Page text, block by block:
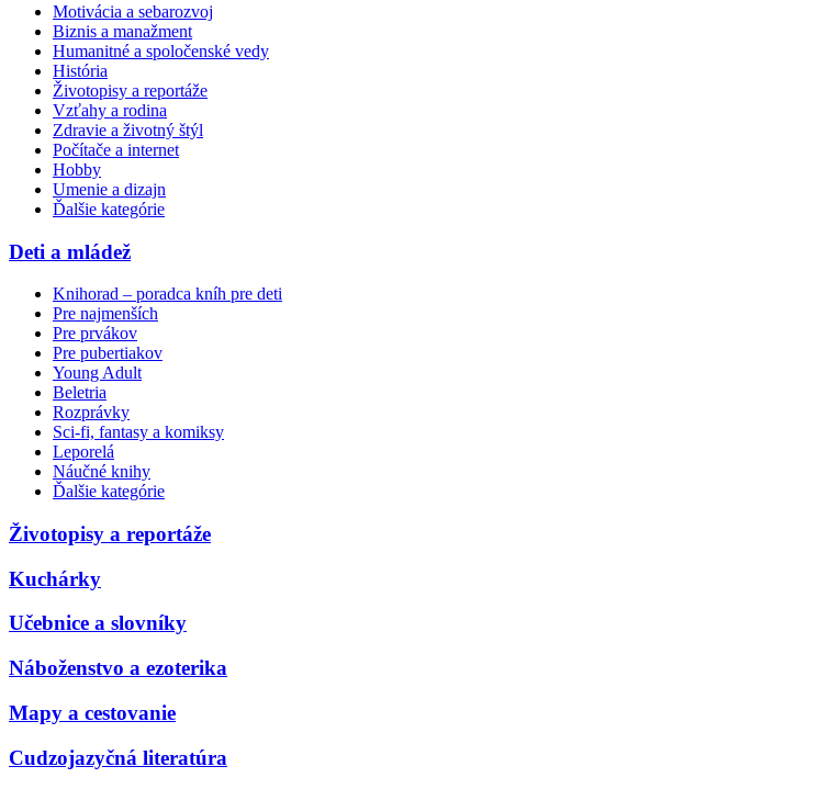
Motivácia a sebarozvoj
Biznis a manažment
Humanitné a spoločenské vedy
História
Životopisy a reportáže
Vzťahy a rodina
Zdravie a životný štýl
Počítače a internet
Hobby
Umenie a dizajn
Ďalšie kategórie
Deti a mládež
Knihorad – poradca kníh pre deti
Pre najmenších
Pre prvákov
Pre pubertiakov
Young Adult
Beletria
Rozprávky
Sci-fi, fantasy a komiksy
Leporelá
Náučné knihy
Ďalšie kategórie
Životopisy a reportáže
Kuchárky
Učebnice a slovníky
Náboženstvo a ezoterika
Mapy a cestovanie
Cudzojazyčná literatúra